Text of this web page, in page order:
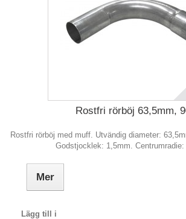
Rostfri rörböj 63,5mm,
Rostfri rörböj med muff. Utvändig diameter:
Godstjocklek: 1,5mm. Centrumradie:
Mer
Lägg till i